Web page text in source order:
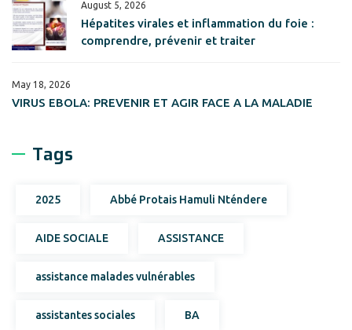
August 5, 2026
Hépatites virales et inflammation du foie :
comprendre, prévenir et traiter
May 18, 2026
VIRUS EBOLA: PREVENIR ET AGIR FACE A LA MALADIE
Tags
2025 Abbé Protais Hamuli Nténdere
AIDE SOCIALE ASSISTANCE
assistance malades vulnérables
assistantes sociales BA